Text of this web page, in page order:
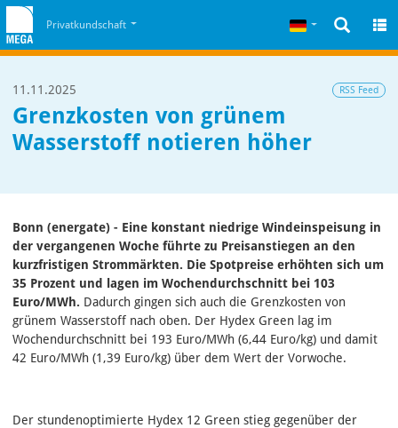
Zum Cookiehinweis
Privatkundschaft Deutsch
11.11.2025 RSS Feed
Grenzkosten von grünem
Wasserstoff notieren höher
Bonn (energate) - Eine konstant niedrige Windeinspeisung in
der vergangenen Woche führte zu Preisanstiegen an den
kurzfristigen Strommärkten. Die Spotpreise erhöhten sich um
35 Prozent und lagen im Wochendurchschnitt bei 103
Euro/MWh. Dadurch gingen sich auch die Grenzkosten von
grünem Wasserstoff nach oben. Der Hydex Green lag im
Wochendurchschnitt bei 193 Euro/MWh (6,44 Euro/kg) und damit
42 Euro/MWh (1,39 Euro/kg) über dem Wert der Vorwoche.
Der stundenoptimierte Hydex 12 Green stieg gegenüber der